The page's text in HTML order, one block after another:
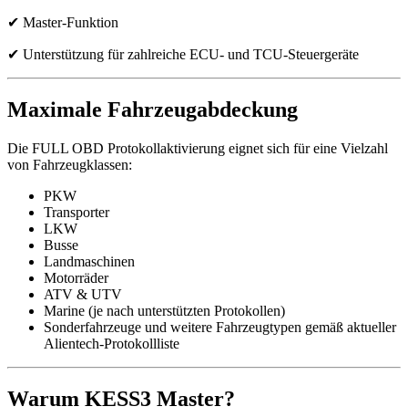
✔ Master-Funktion
✔ Unterstützung für zahlreiche ECU- und TCU-Steuergeräte
Maximale Fahrzeugabdeckung
Die FULL OBD Protokollaktivierung eignet sich für eine Vielzahl
von Fahrzeugklassen:
PKW
Transporter
LKW
Busse
Landmaschinen
Motorräder
ATV & UTV
Marine (je nach unterstützten Protokollen)
Sonderfahrzeuge und weitere Fahrzeugtypen gemäß aktueller
Alientech-Protokollliste
Warum KESS3 Master?